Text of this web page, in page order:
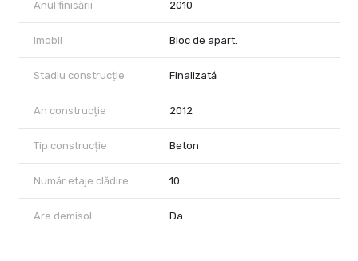
Anul finisării 2010
Imobil Bloc de apart.
Stadiu construcție Finalizată
An construcție 2012
Tip construcție Beton
Număr etaje clădire 10
Are demisol Da